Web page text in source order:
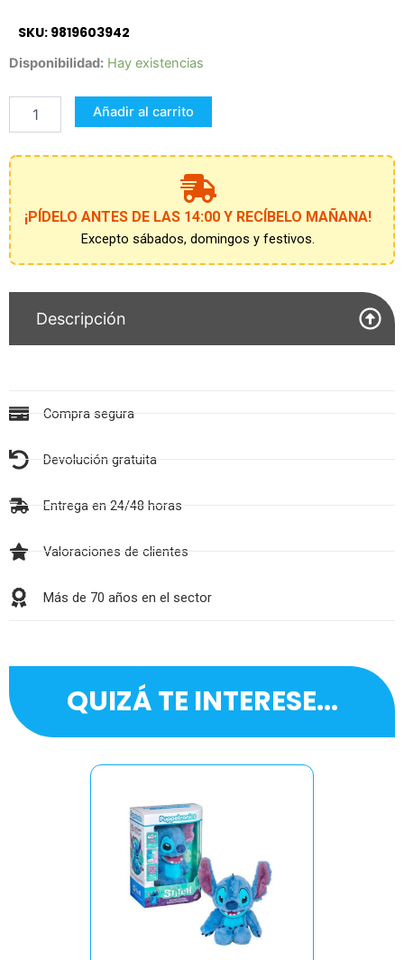
SKU: 9819603942
Disponibilidad: Hay existencias
Pato
cantidad
Añadir al carrito
¡PÍDELO ANTES DE LAS 14:00 Y RECÍBELO MAÑANA!
Excepto sábados, domingos y festivos.
Descripción
Compra segura
Devolución gratuita
Entrega en 24/48 horas
Valoraciones de clientes
Más de 70 años en el sector
QUIZÁ TE INTERESE...